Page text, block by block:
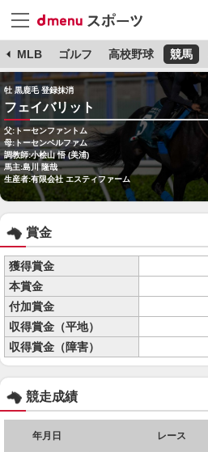
MLB ゴルフ 高校野球 競馬
牡 黒鹿毛 登録抹消
フェイバリット
父:トーセンファントム
母:トーセンベルファム
調教師:小桧山 悟 (美浦)
馬主:島川 隆哉
生産者:有限会社 エスティファーム
賞金
獲得賞金
本賞金
付加賞金
収得賞金（平地）
収得賞金（障害）
競走成績
年月日 レース